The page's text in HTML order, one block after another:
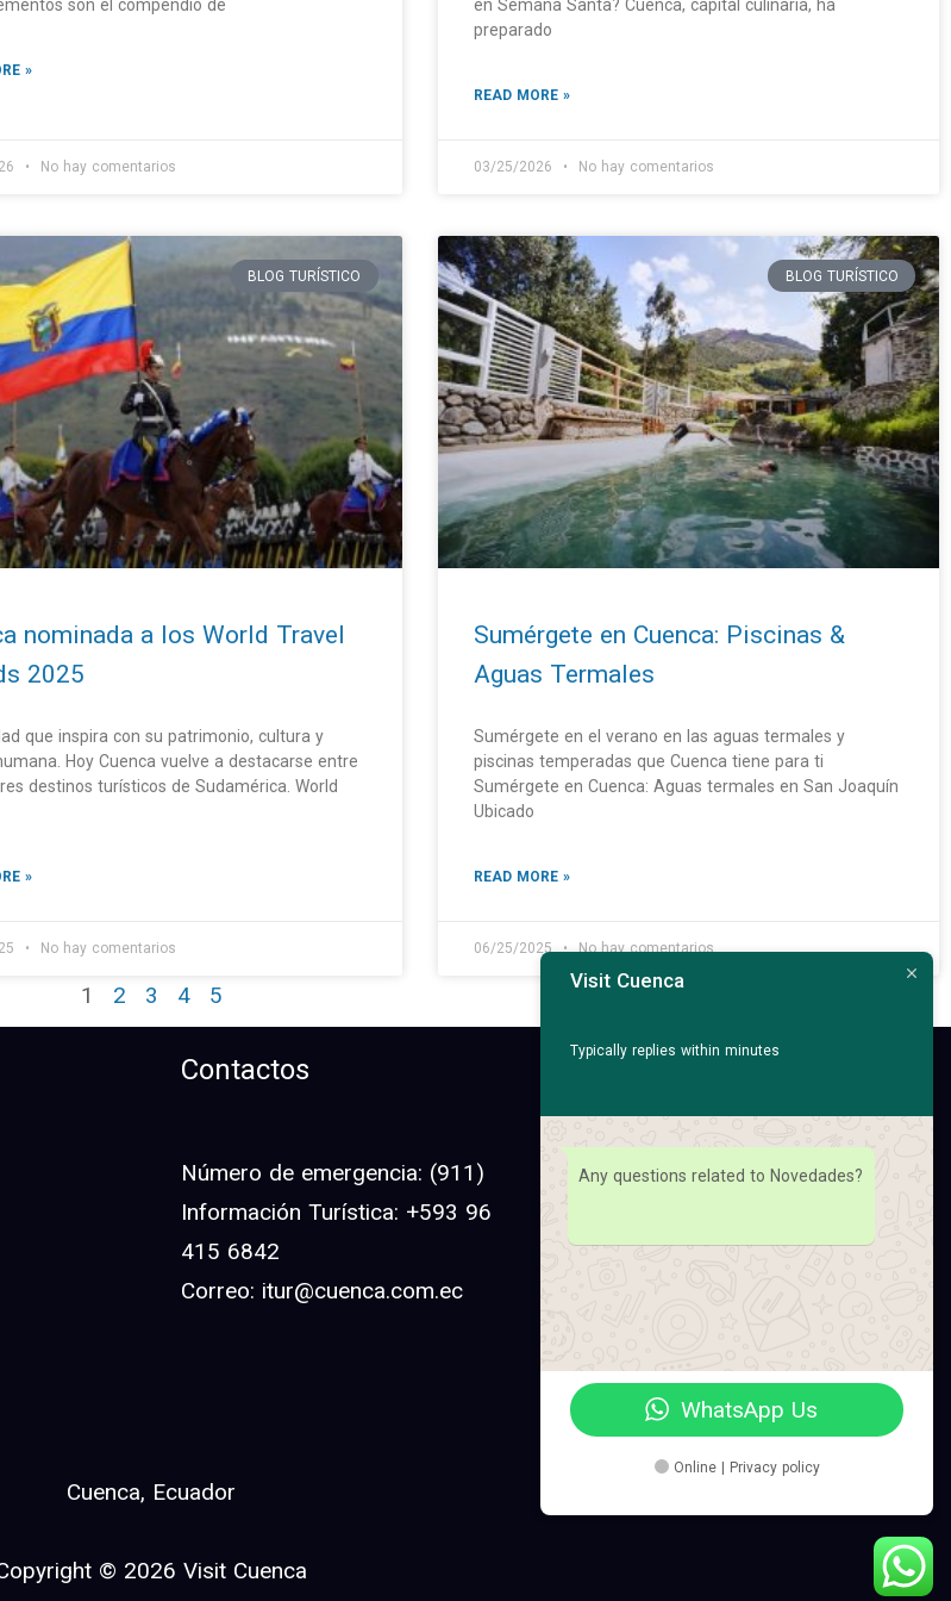
son el compendio de
»
No hay comentarios
en Semana Santa? Cuenca, capital culinaria, ha
preparado
READ MORE »
03/25/2026 No hay comentarios
BLOG TURÍSTICO
nominada a los World Travel
2025
que inspira con su patrimonio, cultura y
Hoy Cuenca vuelve a destacarse entre
destinos turísticos de Sudamérica. World
»
No hay comentarios
BLOG TURÍSTICO
Sumérgete en Cuenca: Piscinas &
Aguas Termales
Sumérgete en el verano en las aguas termales y
piscinas temperadas que Cuenca tiene para ti
Sumérgete en Cuenca: Aguas termales en San Joaquín
Ubicado
READ MORE »
06/25/2025 No hay comentarios
1 2 3 4 5
Contactos
Número de emergencia: (911)
Información Turística: +593 96
415 6842
Correo: itur@cuenca.com.ec
Instagram
Twitter
Cuenca, Ecuador
© 2026 Visit Cuenca
Visit Cuenca
Typically replies within minutes
Any questions related to Novedades?
WhatsApp Us
Online | Privacy policy